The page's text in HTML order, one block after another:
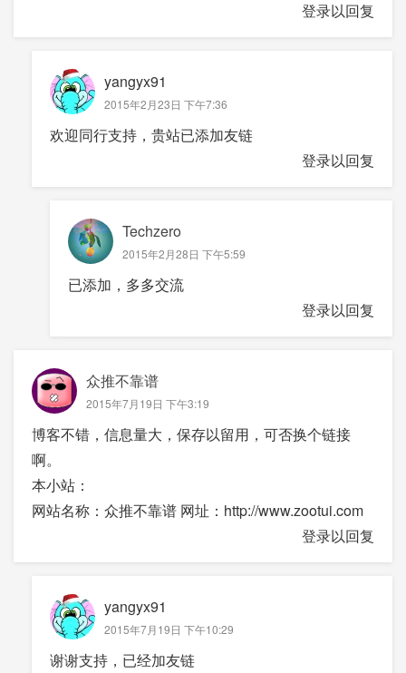
登录以回复
yangyx91
2015年2月23日 下午7:36
欢迎同行支持，贵站已添加友链
登录以回复
Techzero
2015年2月28日 下午5:59
已添加，多多交流
登录以回复
众推不靠谱
2015年7月19日 下午3:19
博客不错，信息量大，保存以留用，可否换个链接
啊。
本小站：
网站名称：众推不靠谱 网址：http://www.zootui.com
登录以回复
yangyx91
2015年7月19日 下午10:29
谢谢支持，已经加友链